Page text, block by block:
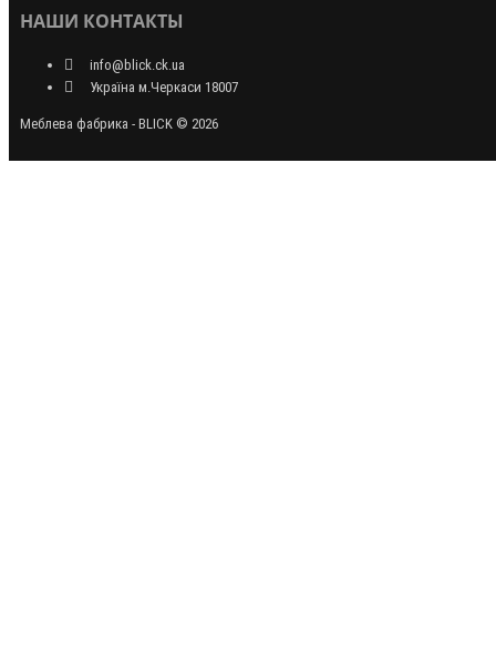
НАШИ КОНТАКТЫ
info@blick.ck.ua
Україна м.Черкаси 18007
Меблева фабрика - BLICK © 2026